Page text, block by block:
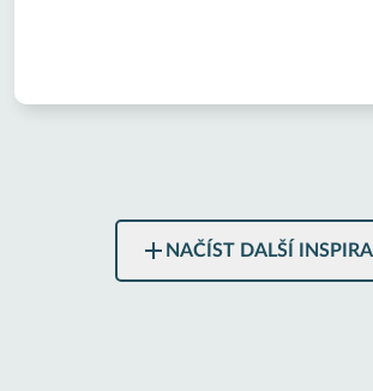
NAČÍST DALŠÍ